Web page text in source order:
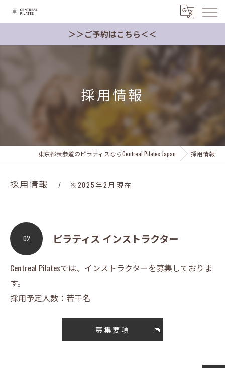
＞＞ご予約はこちら＜＜
採用情報
東京都表参道のピラティスならCentreal Pilates Japan 採用情報
採用情報 ※2025年2月現在
ピラティス インストラクター
02
Centreal Pilatesでは、インストラクターを募集しておりま
す。
採用予定人数：若干名
募集要項